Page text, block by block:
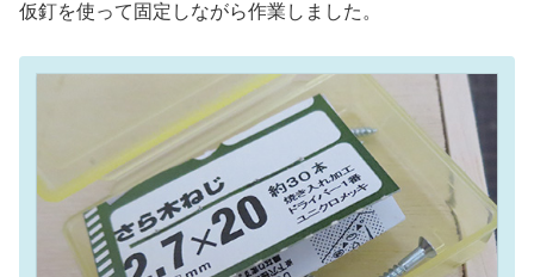
仮釘を使って固定しながら作業しました。